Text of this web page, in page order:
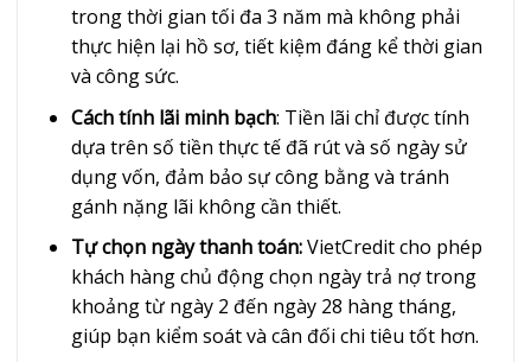
trong thời gian tối đa 3 năm mà không phải
thực hiện lại hồ sơ, tiết kiệm đáng kể thời gian
và công sức.
Cách tính lãi minh bạch: Tiền lãi chỉ được tính
dựa trên số tiền thực tế đã rút và số ngày sử
dụng vốn, đảm bảo sự công bằng và tránh
gánh nặng lãi không cần thiết.
Tự chọn ngày thanh toán:VietCredit cho phép
khách hàng chủ động chọn ngày trả nợ trong
khoảng từ ngày 2 đến ngày 28 hàng tháng,
giúp bạn kiểm soát và cân đối chi tiêu tốt hơn.